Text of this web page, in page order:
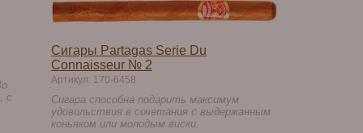
с
Сигары Partagas Serie Du
Connaisseur № 2
Артикул: 170-6458
Сигара способна подарить максимум
удовольствия в сочетания с выдержанным
коньяком или молодым виски.